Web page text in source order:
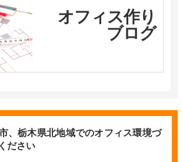
オフィス作り
ブログ
、栃木県北地域でのオフィス環境づ
ださい